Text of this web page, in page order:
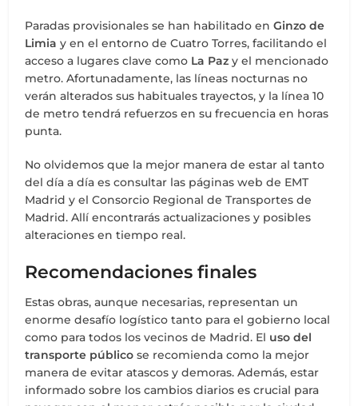
Paradas provisionales se han habilitado enGinzo de
Limia y en el entorno de Cuatro Torres, facilitando el
acceso a lugares clave como La Paz y el mencionado
metro. Afortunadamente, las líneas nocturnas no
verán alterados sus habituales trayectos, y la línea 10
de metro tendrá refuerzos en su frecuencia en horas
punta.
No olvidemos que la mejor manera de estar al tanto
del día a día es consultar las páginas web de EMT
Madrid y el Consorcio Regional de Transportes de
Madrid. Allí encontrarás actualizaciones y posibles
alteraciones en tiempo real.
Recomendaciones finales
Estas obras, aunque necesarias, representan un
enorme desafío logístico tanto para el gobierno local
como para todos los vecinos de Madrid. El uso del
transporte público se recomienda como la mejor
manera de evitar atascos y demoras. Además, estar
informado sobre los cambios diarios es crucial para